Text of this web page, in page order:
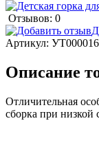
Отзывов: 0
Артикул:
Описание
Отличительная
сборка при низкой